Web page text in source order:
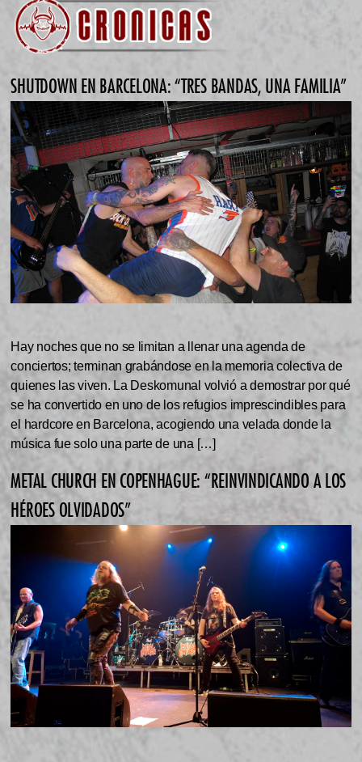
SHUTDOWN EN BARCELONA: “TRES BANDAS, UNA FAMILIA”
Hay noches que no se limitan a llenar una agenda de
conciertos; terminan grabándose en la memoria colectiva de
quienes las viven. La Deskomunal volvió a demostrar por qué
se ha convertido en uno de los refugios imprescindibles para
el hardcore en Barcelona, acogiendo una velada donde la
música fue solo una parte de una […]
METAL CHURCH EN COPENHAGUE: “REINVINDICANDO A LOS
HÉROES OLVIDADOS”